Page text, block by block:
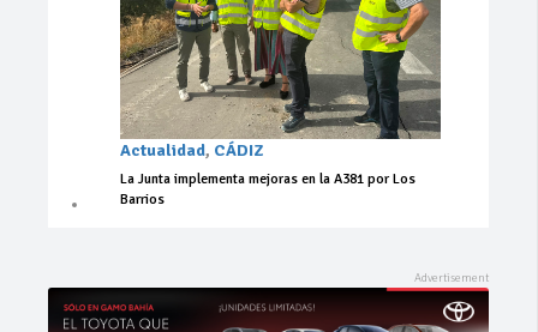
Actualidad, CÁDIZ
La Junta implementa mejoras en la A381 por Los
Barrios